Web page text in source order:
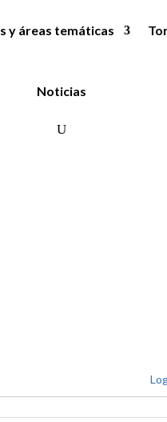
y áreas temáticas
Noticias